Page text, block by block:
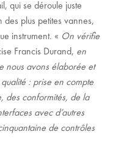
qui se déroule juste
des plus petites vannes,
instrument. « On vérifie
Francis Durand, en
nous avons élaborée et
: prise en compte
des conformités, de la
avec d’autres
de contrôles